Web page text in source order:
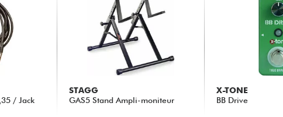
/ Jack
STAGG
GAS5 Stand Ampli-moniteur
X-TONE
BB Drive